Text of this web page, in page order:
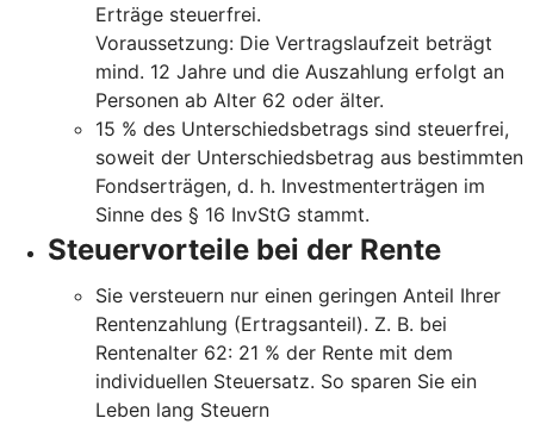
Erträge steuerfrei.
Voraussetzung: Die Vertragslaufzeit beträgt
mind. 12 Jahre und die Auszahlung erfolgt an
Personen ab Alter 62 oder älter.
15 % des Unterschiedsbetrags sind steuerfrei,
soweit der Unterschiedsbetrag aus bestimmten
Fondserträgen, d. h. Investmenterträgen im
Sinne des § 16 InvStG stammt.
Steuervorteile bei der Rente
Sie versteuern nur einen geringen Anteil Ihrer
Rentenzahlung (Ertragsanteil). Z. B. bei
Rentenalter 62: 21 % der Rente mit dem
individuellen Steuersatz. So sparen Sie ein
Leben lang Steuern